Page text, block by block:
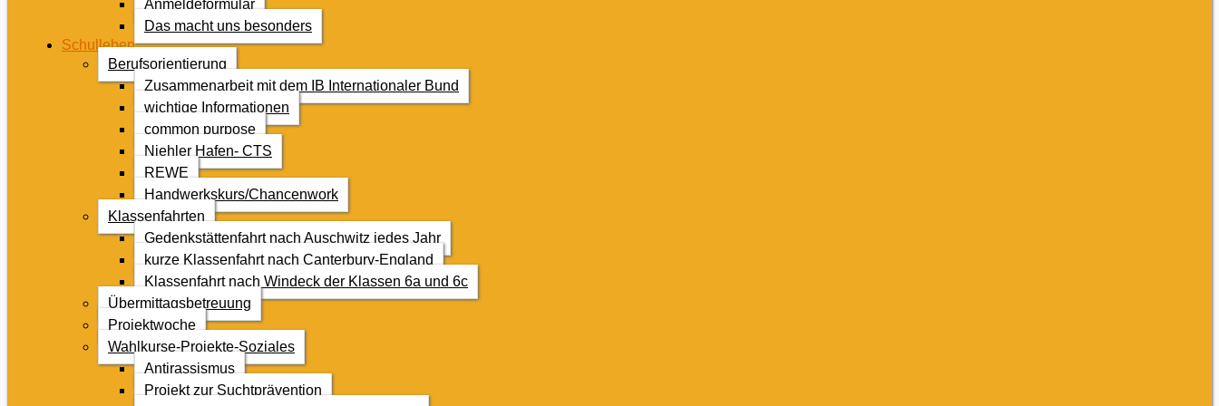
Anmeldeformular
Das macht uns besonders
Schulleben
Berufsorientierung
Zusammenarbeit mit dem IB Internationaler Bund
wichtige Informationen
common purpose
Niehler Hafen- CTS
REWE
Handwerkskurs/Chancenwork
Klassenfahrten
Gedenkstättenfahrt nach Auschwitz jedes Jahr
kurze Klassenfahrt nach Canterbury-England
Klassenfahrt nach Windeck der Klassen 6a und 6c
Übermittagsbetreuung
Projektwoche
Wahlkurse-Projekte-Soziales
Antirassismus
Projekt zur Suchtprävention